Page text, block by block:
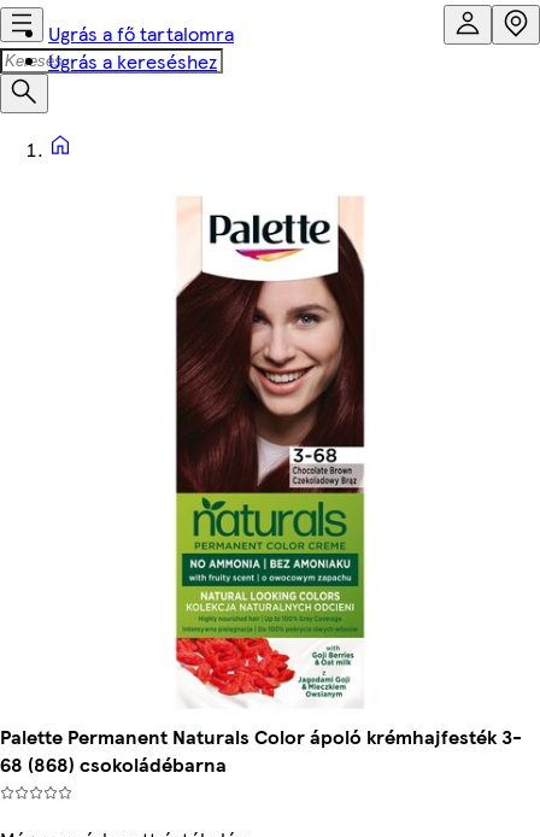
Ugrás a fő tartalomra
Ugrás a kereséshez
Palette Permanent Naturals Color ápoló krémhajfesték 3-
68 (868) csokoládébarna